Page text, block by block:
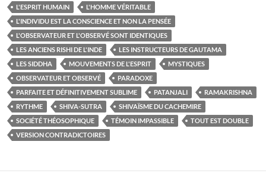
L'ESPRIT HUMAIN
L'HOMME VÉRITABLE
L'INDIVIDU EST LA CONSCIENCE ET NON LA PENSÉE
L'OBSERVATEUR ET L'OBSERVÉ SONT IDENTIQUES
LES ANCIENS RISHI DE L'INDE
LES INSTRUCTEURS DE GAUTAMA
LES SIDDHA
MOUVEMENTS DE L'ESPRIT
MYSTIQUES
OBSERVATEUR ET OBSERVÉ
PARADOXE
PARFAITE ET DÉFINITIVEMENT SUBLIME
PATANJALI
RAMAKRISHNA
RYTHME
SHIVA-SUTRA
SHIVAÏSME DU CACHEMIRE
SOCIÉTÉ THÉOSOPHIQUE
TÉMOIN IMPASSIBLE
TOUT EST DOUBLE
VERSION CONTRADICTOIRES